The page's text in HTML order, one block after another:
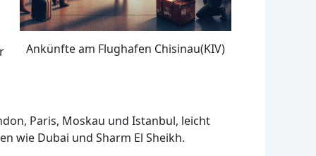
Ankünfte am Flughafen Chisinau(KIV)
Paris, Moskau und Istanbul, leicht
wie Dubai und Sharm El Sheikh.